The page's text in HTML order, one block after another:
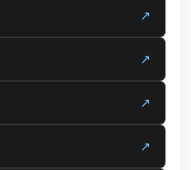
↗
↗
↗
↗